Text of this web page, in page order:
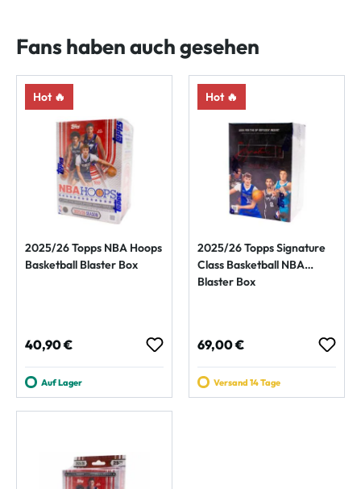
Fans haben auch gesehen
Hot 🔥
2025/26 Topps NBA Hoops
Basketball Blaster Box
Regulärer Preis:
40,90 €
Auf Lager
Hot 🔥
2025/26 Topps Signature
Class Basketball NBA
Blaster Box
Regulärer Preis:
69,00 €
Versand 14 Tage